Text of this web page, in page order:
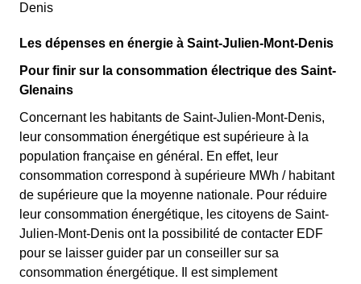
Denis
Les dépenses en énergie à Saint-Julien-Mont-Denis
Pour finir sur la consommation électrique des Saint-
Glenains
Concernant les habitants de Saint-Julien-Mont-Denis,
leur consommation énergétique est supérieure à la
population française en général. En effet, leur
consommation correspond à supérieure MWh / habitant
de supérieure que la moyenne nationale. Pour réduire
leur consommation énergétique, les citoyens de Saint-
Julien-Mont-Denis ont la possibilité de contacter EDF
pour se laisser guider par un conseiller sur sa
consommation énergétique. Il est simplement